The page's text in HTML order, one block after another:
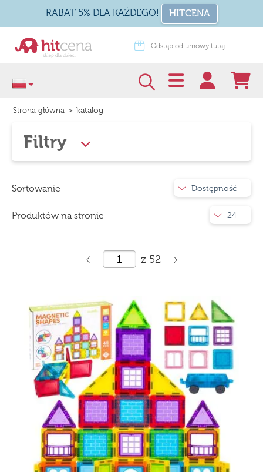
RABAT 5% DLA KAŻDEGO! HITCENA
od umowy tutaj Zapakuj na prezent
Strona główna > katalog
Filtry
z 52
Sortowanie Dostępność
Produktów na stronie 24